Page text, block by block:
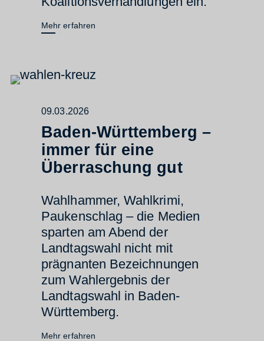
Mehr erfahren
09.03.2026
Baden-Württemberg –
immer für eine
Überraschung gut
Wahlhammer, Wahlkrimi,
Paukenschlag – die Medien
sparten am Abend der
Landtagswahl nicht mit
prägnanten Bezeichnungen
zum Wahlergebnis der
Landtagswahl in Baden-
Württemberg.
Mehr erfahren